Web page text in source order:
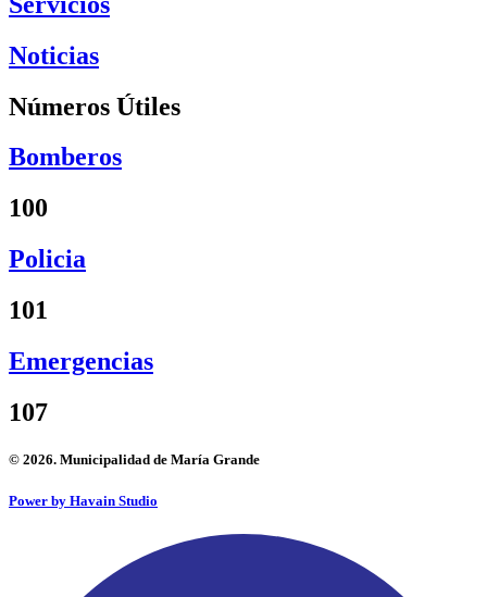
Noticias
Números Útiles
Bomberos
100
Policia
101
Emergencias
107
© 2026. Municipalidad de María Grande
Power by Havain Studio